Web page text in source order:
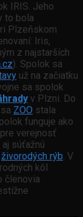
IRIS. Jeho
to bola
Plzeňskom
Iris,
z najstarších
). Spolok sa
už na začiatku
sa spolok
v Plzni. Do
ZOO stala
funguje ako
verejnosť
súťažnú
živorodých rýb. V
kôl
členovia